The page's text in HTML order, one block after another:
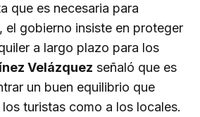
que es necesaria para
el gobierno insiste en proteger
a largo plazo para los
Velázquez señaló que es
un buen equilibrio que
turistas como a los locales.